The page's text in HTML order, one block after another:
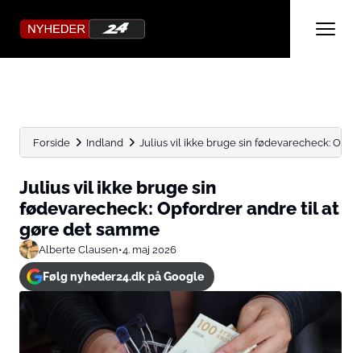
Forside Indland Julius vil ikke bruge sin fødevarecheck:
Julius vil ikke bruge sin
fødevarecheck: Opfordrer andre til at
gøre det samme
Alberte Clausen•4. maj 2026
Følg nyheder24.dk på Google